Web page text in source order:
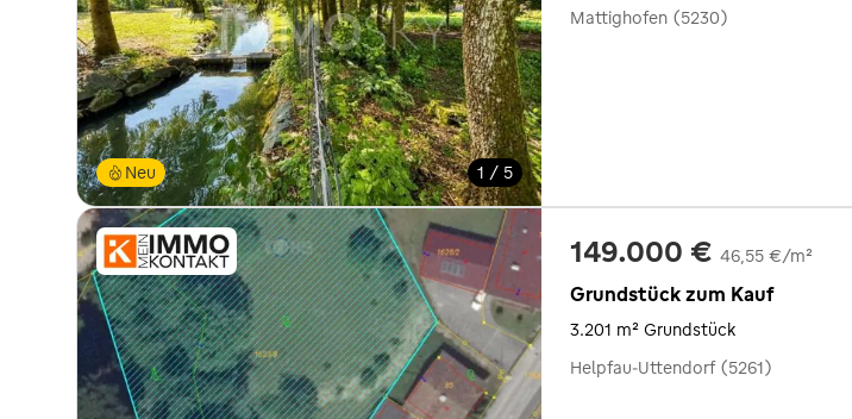
1 / 5
Neu
Mattighofen (5230)
149.000 € 46,55 €/m²
Grundstück zum Kauf
3.201 m² Grundstück
Helpfau-Uttendorf (5261)